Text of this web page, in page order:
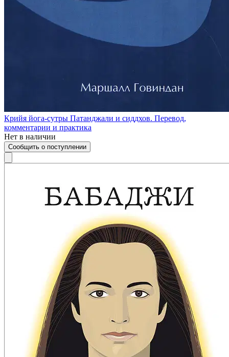
Крийя йога-сутры Патанджали и сиддхов. Перевод,
комментарии и практика
Нет в наличии
Сообщить о поступлении